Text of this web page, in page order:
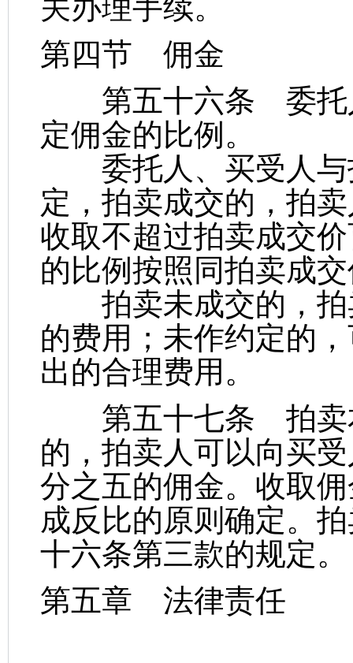
关办理手续。
第四节 佣金
第五十六条 委托
定佣金的比例。
委托人、买受人与
定，拍卖成交的，拍
收取不超过拍卖成交
的比例按照同拍卖成
拍卖未成交的，拍
的费用；未作约定的
出的合理费用。
第五十七条 拍卖
的，拍卖人可以向买
分之五的佣金。收取
成反比的原则确定。
十六条第三款的规定。
第五章 法律责任